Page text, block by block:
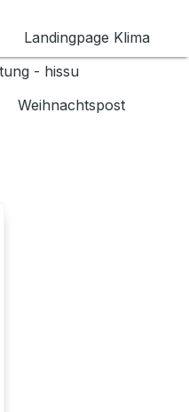
Landingpage Klima
- hissu
Weihnachtspost